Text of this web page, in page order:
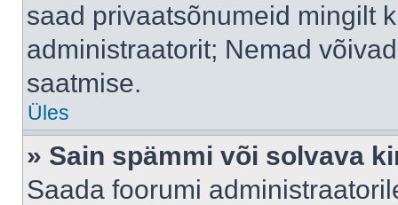
saad privaatsõnumeid mingilt
administraatorit; Nemad
saatmise.
Üles
» Sain spämmi või solvava
Saada foorumi